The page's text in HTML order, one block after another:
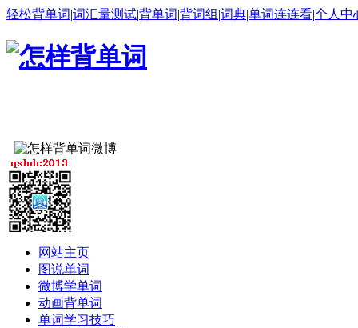
轻松背单词|词汇量测试|背单词|背词组 |词典|单词连连看|个人中
网站主页
图说单词
微博学单词
动画背单词
单词学习技巧